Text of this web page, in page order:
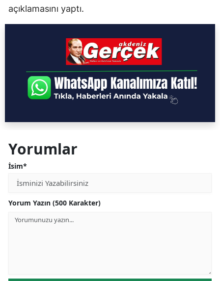
açıklamasını yaptı.
Yorumlar
İsim*
Yorum Yazın (500 Karakter)